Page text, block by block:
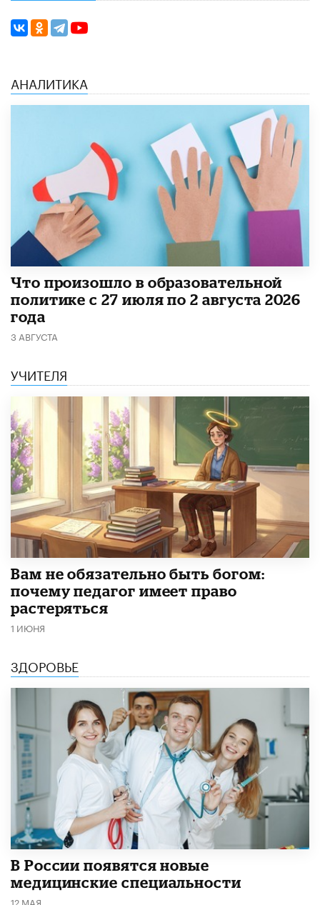
АНАЛИТИКА
​Что произошло в образовательной
политике с 27 июля по 2 августа 2026
года
3 АВГУСТА
УЧИТЕЛЯ
​Вам не обязательно быть богом:
почему педагог имеет право
растеряться
1 ИЮНЯ
ЗДОРОВЬЕ
В России появятся новые
медицинские специальности
12 МАЯ